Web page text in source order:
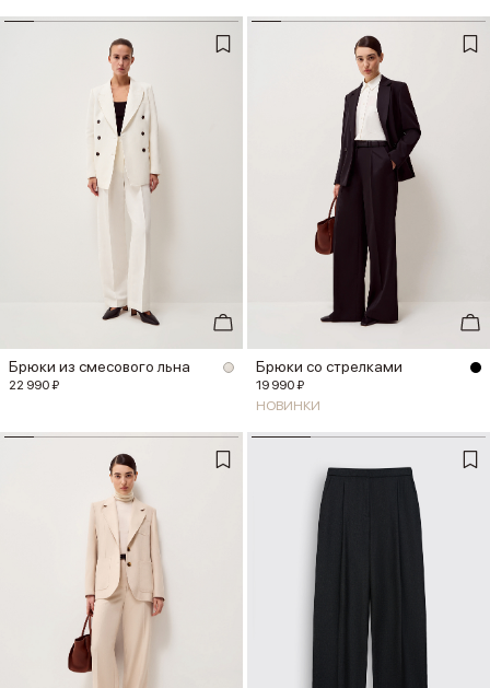
Брюки из смесового льна
22 990 ₽
Брюки со стрелками
19 990 ₽
НОВИНКИ